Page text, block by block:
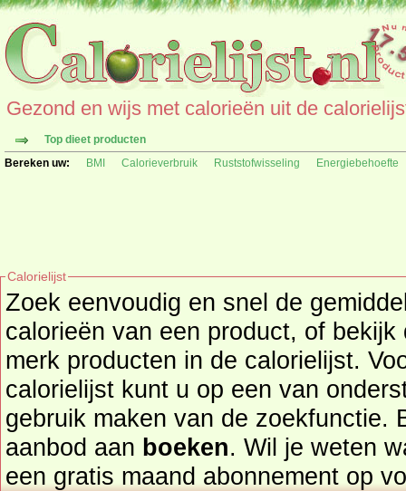
Gezond en wijs met calorieën uit de
Top dieet producten
Bereken uw:
BMI Calorieverbruik Ruststofwisseling Energiebehoefte
Calorielijst
Zoek eenvoudig en snel de
calorieën van een product, of
merk producten in de calorielijst.
calorielijst kunt u op een van
gebruik maken van de zoekfunctie.
aanbod aan boeken. Wil je weten
een gratis maand abonnement op